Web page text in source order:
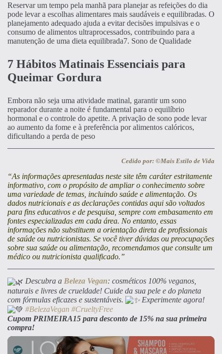
Reservar um tempo pela manhã para planejar as refeições do dia
pode levar a escolhas alimentares mais saudáveis e equilibradas. O
planejamento adequado ajuda a evitar decisões impulsivas e o
consumo de alimentos ultraprocessados, contribuindo para a
manutenção de uma dieta equilibrada7. Sono de Qualidade
7 Hábitos Matinais Essenciais para
Queimar Gordura
Embora não seja uma atividade matinal, garantir um sono
reparador durante a noite é fundamental para o equilíbrio
hormonal e o controle do apetite. A privação de sono pode levar
ao aumento da fome e à preferência por alimentos calóricos,
dificultando a perda de peso
Cedido por: ©Mais Estilo de Vida
“As informações apresentadas neste site têm caráter estritamente
informativo, com o propósito de ampliar o conhecimento sobre
uma variedade de temas, incluindo saúde e alimentação. Os
dados nutricionais e as declarações contidas aqui são voltados
para fins educativos e de pesquisa, sempre com embasamento em
fontes especializadas em cada área. No entanto, essas
informações não substituem a orientação direta de profissionais
de saúde ou nutricionistas. Se você tiver dúvidas ou preocupações
sobre sua saúde ou alimentação, recomendamos que consulte um
médico ou nutricionista qualificado.”
Descubra a Beleza Vegan: cosméticos 100% veganos,
naturais e livres de crueldade! Cuide da sua pele e do planeta
com fórmulas eficazes e sustentáveis.
Experimente agora!
#BelezaVegan #CrueltyFree
Cupom PRIMEIRA15 para desconto de 15% na sua primeira
compra!